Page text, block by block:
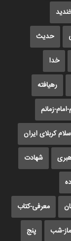
حدیث
خدا
رهیافته
امام-زمانم
سلام کربلای ایران
شهادت
معرفی-کتاب
شب پنج